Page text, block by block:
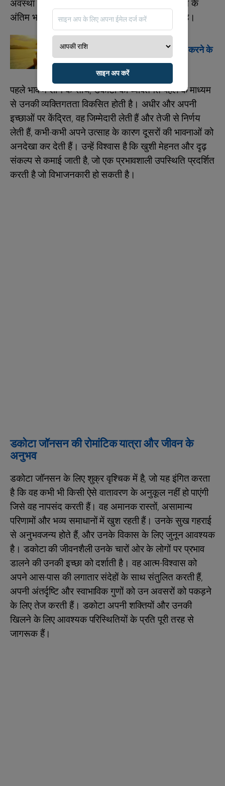
अवस्था उनकी अनुभवों को आकार देती है। उनके जीवन के
अंतिम भाग में सच्ची सुख और प्राप्य पुरस्कारों का वादा है।
अगले महीने का राशिफल विचार करने के
लिए
पहले भाव में शनि के साथ, डकोटा की व्यक्तिगत पहल के माध्यम
से उनकी व्यक्तिगतता विकसित होती है। अधीर और अपनी
इच्छाओं पर केंद्रित, वह जिम्मेदारी लेती हैं और तेजी से निर्णय
लेती हैं, कभी-कभी अपने उत्साह के कारण दूसरों की भावनाओं को
अनदेखा कर देती हैं। उन्हें विश्वास है कि खुशी मेहनत और दृढ़
संकल्प से कमाई जाती है, जो एक प्रभावशाली उपस्थिति प्रदर्शित
करती है जो विभाजनकारी हो सकती है।
डकोटा जॉनसन की रोमांटिक यात्रा और जीवन के
अनुभव
डकोटा जॉनसन के लिए शुक्र वृश्चिक में है, जो यह इंगित करता
है कि वह कभी भी किसी ऐसे वातावरण के अनुकूल नहीं हो पाएंगी
जिसे वह नापसंद करती हैं। वह अमानक रास्तों, असामान्य
परिणामों और भव्य समाधानों में खुश रहती हैं। उनके सुख गहराई
से अनुभवजन्य होते हैं, और उनके विकास के लिए जुनून आवश्यक
है। डकोटा की जीवनशैली उनके चारों ओर के लोगों पर प्रभाव
डालने की उनकी इच्छा को दर्शाती है। वह आत्म-विश्वास को
अपने आस-पास की लगातार संदेहों के साथ संतुलित करती हैं,
अपनी अंतर्दृष्टि और स्वाभाविक गुणों को उन अवसरों को पकड़ने
के लिए तेज करती हैं। डकोटा अपनी शक्तियों और उनकी
खिलने के लिए आवश्यक परिस्थितियों के प्रति पूरी तरह से
जागरूक हैं।
साइन अप करें